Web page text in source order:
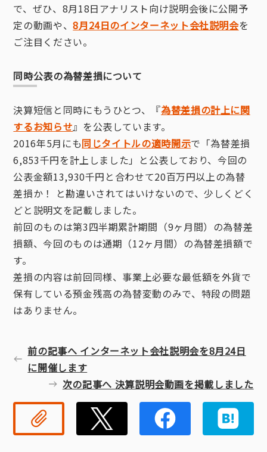
で、ぜひ、8月18日アナリスト向け説明会後に公開予
定の動画や、8月24日のインターネット会社説明会を
ご注目ください。
同時公表の為替差損について
決算短信と同時にもうひとつ、『為替差損の計上に関
するお知らせ』を公表しています。
2016年5月にも同じタイトルの適時開示で「為替差損
6,853千円を計上しました」と公表しており、今回の
公表金額13,930千円と合わせて20百万円以上の為替
差損か！ と勘違いされてはいけないので、少しくどく
どと説明文を記載しました。
前回のものは第3四半期累計期間（9ヶ月間）の為替差
損額、今回のものは通期（12ヶ月間）の為替差損額で
す。
差損の内容は前回同様、事業上必要な最低額を外貨で
保有している預金残高の為替変動のみで、特段の問題
はありません。
前の記事へ インターネット会社説明会を8月24日
に開催します
次の記事へ 決算説明会動画を掲載しました
リンクコピー Twitter